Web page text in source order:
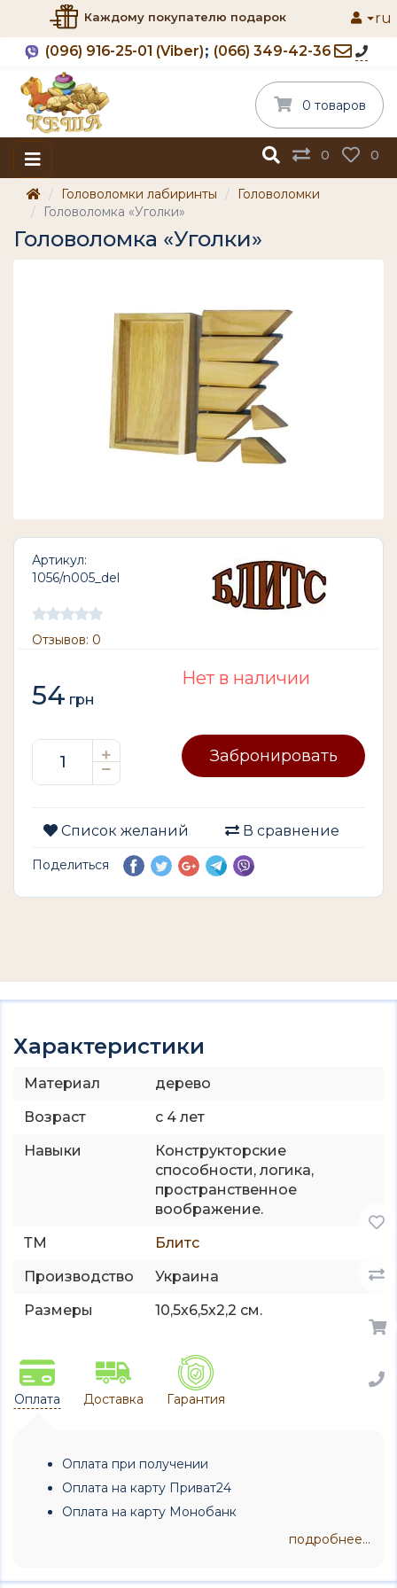
Каждому покупателю подарок
(096) 916-25-01 (Viber) (066) 349-42-36
ru
0 0
0 товаров
Головоломки лабиринты
Головоломки
Головоломка «Уголки»
Головоломка «Уголки»
Артикул:
1056/n005_del
Отзывов: 0
54 грн
Нет в наличии
Забронировать
Список желаний В сравнение
Поделиться
Характеристики
Материал
дерево
Возраст
с 4 лет
Навыки
Конструкторские
способности, логика,
пространственное
воображение.
ТМ
Блитс
Производство
Украина
Размеры
10,5х6,5х2,2 см.
Оплата Доставка Гарантия
Оплата при получении
Оплата на карту Приват24
Оплата на карту Монобанк
подробнее...